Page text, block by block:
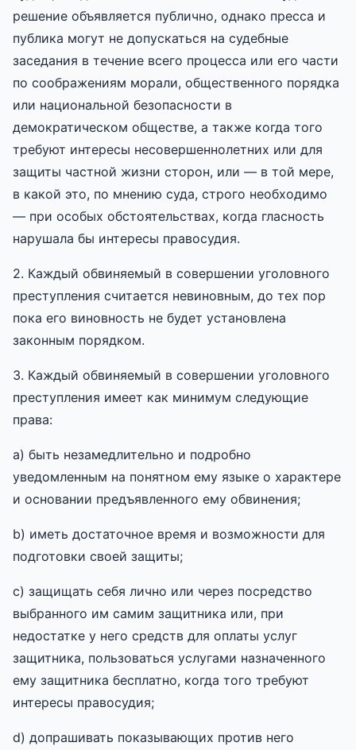
решение объявляется публично, однако пресса и
публика могут не допускаться на судебные
заседания в течение всего процесса или его части
по соображениям морали, общественного порядка
или национальной безопасности в
демократическом обществе, а также когда того
требуют интересы несовершеннолетних или для
защиты частной жизни сторон, или — в той мере,
в какой это, по мнению суда, строго необходимо
— при особых обстоятельствах, когда гласность
нарушала бы интересы правосудия.
2. Каждый обвиняемый в совершении уголовного
преступления считается невиновным, до тех пор
пока его виновность не будет установлена
законным порядком.
3. Каждый обвиняемый в совершении уголовного
преступления имеет как минимум следующие
права:
a) быть незамедлительно и подробно
уведомленным на понятном ему языке о характере
и основании предъявленного ему обвинения;
b) иметь достаточное время и возможности для
подготовки своей защиты;
c) защищать себя лично или через посредство
выбранного им самим защитника или, при
недостатке у него средств для оплаты услуг
защитника, пользоваться услугами назначенного
ему защитника бесплатно, когда того требуют
интересы правосудия;
d) допрашивать показывающих против него